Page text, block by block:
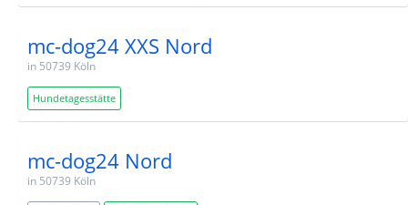
mc-dog24 XXS Nord
in 50739 Köln
Hundetagesstätte
mc-dog24 Nord
in 50739 Köln